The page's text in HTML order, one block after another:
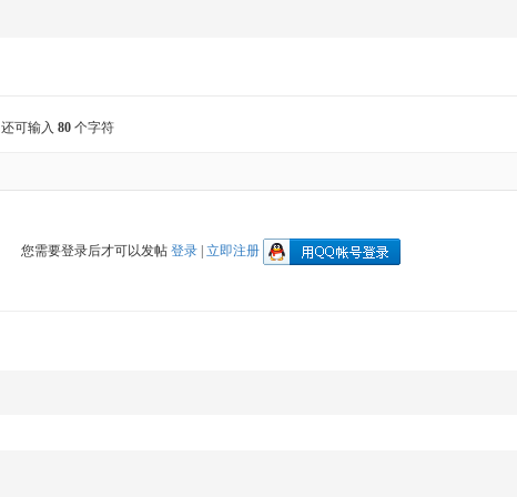
还可输入 80 个字符
您需要登录后才可以发帖 登录 立即注册